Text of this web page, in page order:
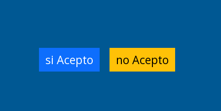
Impresora:
si Acepto no Acepto